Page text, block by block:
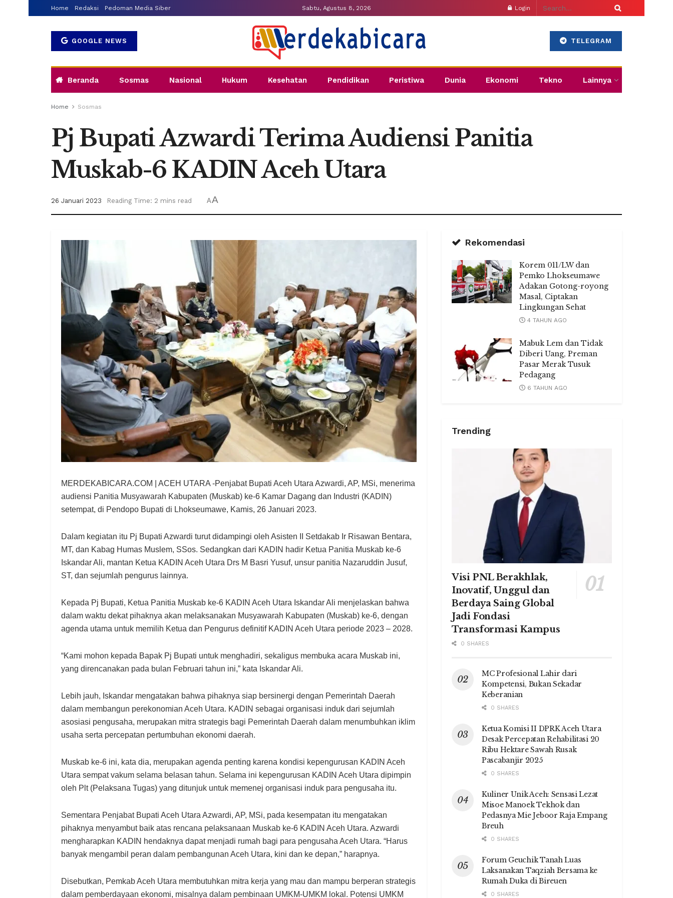
Home Redaksi Pedoman Media Siber Sabtu, Agustus 8, 2026 Login
GOOGLE NEWS TELEGRAM
Beranda Sosmas Nasional Hukum Kesehatan Pendidikan Peristiwa Dunia Ekonomi Tekno Lainnya
Home Sosmas
Pj Bupati Azwardi Terima Audiensi Panitia
Muskab-6 KADIN Aceh Utara
26 Januari 2023 Reading Time: 2 mins read AA
MERDEKABICARA.COM | ACEH UTARA -Penjabat Bupati Aceh Utara Azwardi, AP, MSi, menerima
audiensi Panitia Musyawarah Kabupaten (Muskab) ke-6 Kamar Dagang dan Industri (KADIN)
setempat, di Pendopo Bupati di Lhokseumawe, Kamis, 26 Januari 2023.
Dalam kegiatan itu Pj Bupati Azwardi turut didampingi oleh Asisten II Setdakab Ir Risawan Bentara,
MT, dan Kabag Humas Muslem, SSos. Sedangkan dari KADIN hadir Ketua Panitia Muskab ke-6
Iskandar Ali, mantan Ketua KADIN Aceh Utara Drs M Basri Yusuf, unsur panitia Nazaruddin Jusuf,
ST, dan sejumlah pengurus lainnya.
Kepada Pj Bupati, Ketua Panitia Muskab ke-6 KADIN Aceh Utara Iskandar Ali menjelaskan bahwa
dalam waktu dekat pihaknya akan melaksanakan Musyawarah Kabupaten (Muskab) ke-6, dengan
agenda utama untuk memilih Ketua dan Pengurus definitif KADIN Aceh Utara periode 2023 – 2028.
“Kami mohon kepada Bapak Pj Bupati untuk menghadiri, sekaligus membuka acara Muskab ini,
yang direncanakan pada bulan Februari tahun ini,” kata Iskandar Ali.
Lebih jauh, Iskandar mengatakan bahwa pihaknya siap bersinergi dengan Pemerintah Daerah
dalam membangun perekonomian Aceh Utara. KADIN sebagai organisasi induk dari sejumlah
asosiasi pengusaha, merupakan mitra strategis bagi Pemerintah Daerah dalam menumbuhkan iklim
usaha serta percepatan pertumbuhan ekonomi daerah.
Muskab ke-6 ini, kata dia, merupakan agenda penting karena kondisi kepengurusan KADIN Aceh
Utara sempat vakum selama belasan tahun. Selama ini kepengurusan KADIN Aceh Utara dipimpin
oleh Plt (Pelaksana Tugas) yang ditunjuk untuk memenej organisasi induk para pengusaha itu.
Sementara Penjabat Bupati Aceh Utara Azwardi, AP, MSi, pada kesempatan itu mengatakan
pihaknya menyambut baik atas rencana pelaksanaan Muskab ke-6 KADIN Aceh Utara. Azwardi
mengharapkan KADIN hendaknya dapat menjadi rumah bagi para pengusaha Aceh Utara. “Harus
banyak mengambil peran dalam pembangunan Aceh Utara, kini dan ke depan,” harapnya.
Disebutkan, Pemkab Aceh Utara membutuhkan mitra kerja yang mau dan mampu berperan strategis
dalam pemberdayaan ekonomi, misalnya dalam pembinaan UMKM-UMKM lokal. Potensi UMKM
Rekomendasi
Korem 011/LW dan
Pemko Lhokseumawe
Adakan Gotong-royong
Masal, Ciptakan
Lingkungan Sehat
4 TAHUN AGO
Mabuk Lem dan Tidak
Diberi Uang, Preman
Pasar Merak Tusuk
Pedagang
6 TAHUN AGO
Trending
Visi PNL Berakhlak,
Inovatif, Unggul dan
Berdaya Saing Global
Jadi Fondasi
Transformasi Kampus
0 SHARES
MC Profesional Lahir dari
Kompetensi, Bukan Sekadar
Keberanian
0 SHARES
Ketua Komisi II DPRK Aceh Utara
Desak Percepatan Rehabilitasi 20
Ribu Hektare Sawah Rusak
Pascabanjir 2025
0 SHARES
Kuliner Unik Aceh: Sensasi Lezat
Misoe Manoek Tekhok dan
Pedasnya Mie Jeboor Raja Empang
Breuh
0 SHARES
Forum Geuchik Tanah Luas
Laksanakan Taqziah Bersama ke
Rumah Duka di Bireuen
0 SHARES